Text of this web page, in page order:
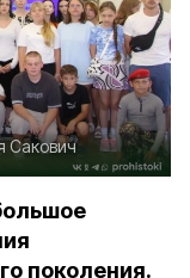
Сакович
поколения.